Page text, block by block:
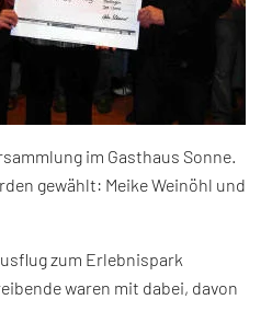
im Gasthaus Sonne.
gewählt: Meike Weinöhl und
zum Erlebnispark
waren mit dabei, davon